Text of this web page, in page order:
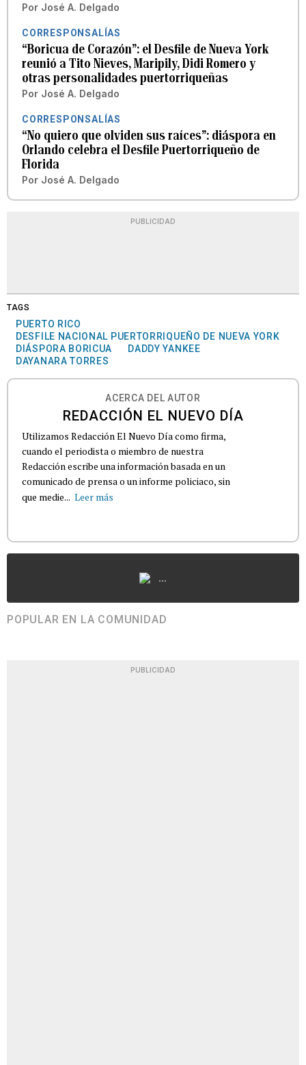
Por José A. Delgado
CORRESPONSALÍAS
“Boricua de Corazón”: el Desfile de Nueva York
reunió a Tito Nieves, Maripily, Didi Romero y
otras personalidades puertorriqueñas
Por José A. Delgado
CORRESPONSALÍAS
“No quiero que olviden sus raíces”: diáspora en
Orlando celebra el Desfile Puertorriqueño de
Florida
Por José A. Delgado
PUBLICIDAD
TAGS
PUERTO RICO
DESFILE NACIONAL PUERTORRIQUEÑO DE NUEVA YORK
DIÁSPORA BORICUA
DADDY YANKEE
DAYANARA TORRES
ACERCA DEL AUTOR
REDACCIÓN EL NUEVO DÍA
Utilizamos Redacción El Nuevo Día como firma,
cuando el periodista o miembro de nuestra
Redacción escribe una información basada en un
comunicado de prensa o un informe policiaco, sin
que medie... Leer más
...
POPULAR EN LA COMUNIDAD
PUBLICIDAD